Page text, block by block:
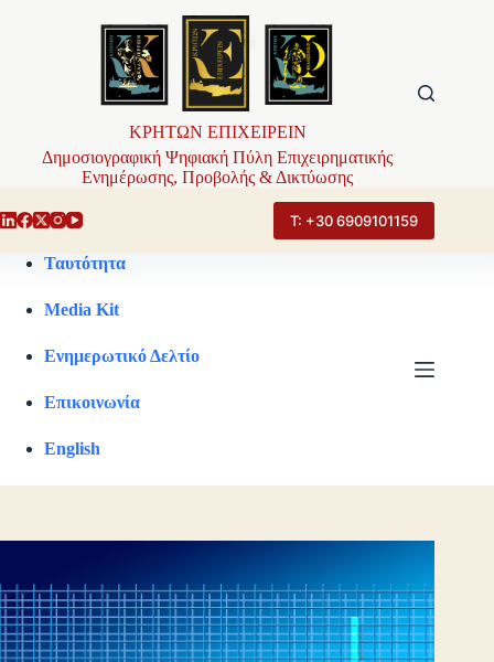
ΚΡΗΤΩΝ ΕΠΙΧΕΙΡΕΙΝ
Δημοσιογραφική Ψηφιακή Πύλη Επιχειρηματικής
Ενημέρωσης, Προβολής & Δικτύωσης
Τ: +30 6909101159
Ταυτότητα
Media Kit
Ενημερωτικό Δελτίο
Επικοινωνία
English